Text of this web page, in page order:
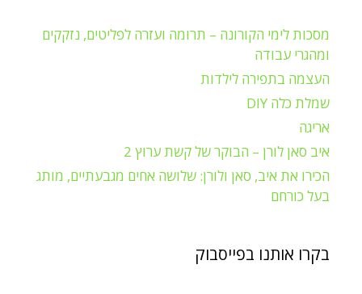
מסכות לימי הקורונה – תרומה ועזרה לפליטים, נזקקים
ומהגרי עבודה
העצמה בתפירה לילדות
שמלת כלה DIY
אריגה
איב סאן לורן – הבוקר של קשת ערוץ 2
הכירו את איב, סאן ולורן: שלושה אחים מגבעתיים, מותג
בעל כורחם
בקרו אותנו בפייסבוק